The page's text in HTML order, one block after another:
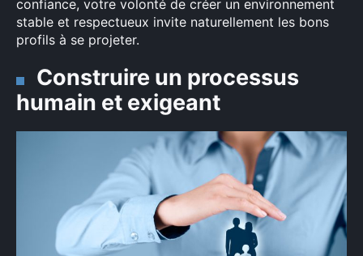
confiance, votre volonté de créer un environnement
stable et respectueux invite naturellement les bons
profils à se projeter.
Construire un processus
humain et exigeant
Rechercher